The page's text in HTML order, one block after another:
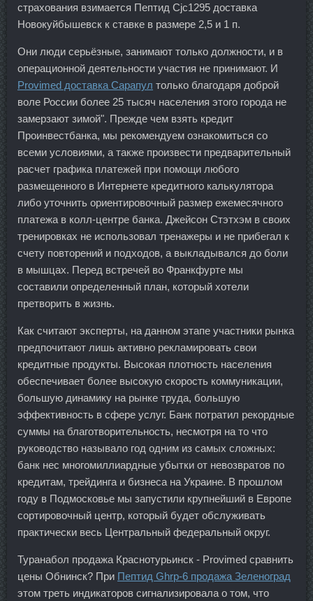
страхования взимается Пептид Cjc1295 доставка
Новокуйбышевск к ставке в размере 2,5 и 1 п.
Они люди серьёзные, занимают только должности, и в
операционной деятельности участия не принимают. И
Provimed доставка Сарапул только благодаря доброй
воле России более 25 тысяч населения этого города не
замерзают зимой". Прежде чем взять кредит
Проинвестбанка, мы рекомендуем ознакомиться со
всеми условиями, а также произвести предварительный
расчет графика платежей при помощи любого
размещенного в Интернете кредитного калькулятора
либо уточнить ориентировочный размер ежемесячного
платежа в колл-центре банка. Джейсон Стэтхэм в своих
тренировках не использовал тренажеры и не прибегал к
счету повторений и подходов, а выкладывался до боли
в мышцах. Перед встречей во Франкфурте мы
составили определенный план, который хотели
претворить в жизнь.
Как считают эксперты, на данном этапе участники рынка
предпочитают лишь активно рекламировать свои
кредитные продукты. Высокая плотность населения
обеспечивает более высокую скорость коммуникации,
большую динамику на рынке труда, большую
эффективность в сфере услуг. Банк потратил рекордные
суммы на благотворительность, несмотря на то что
руководство называло год одним из самых сложных:
банк нес многомиллиардные убытки от невозвратов по
кредитам, трейдинга и бизнеса на Украине. В прошлом
году в Подмосковье мы запустили крупнейший в Европе
сортировочный центр, который будет обслуживать
практически весь Центральный федеральный округ.
Туранабол продажа Краснотурьинск - Provimed сравнить
цены Обнинск? При Пептид Ghrp-6 продажа Зеленоград
этом треть индикаторов сигнализировала о том, что